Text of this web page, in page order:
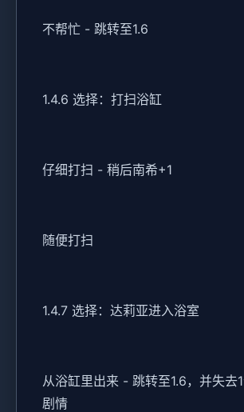
不帮忙 - 跳转至1.6
1.4.6 选择：打扫浴缸
仔细打扫 - 稍后南希+1
随便打扫
1.4.7 选择：达莉亚进入浴室
从浴缸里出来 - 跳转至1.6，并失去
剧情